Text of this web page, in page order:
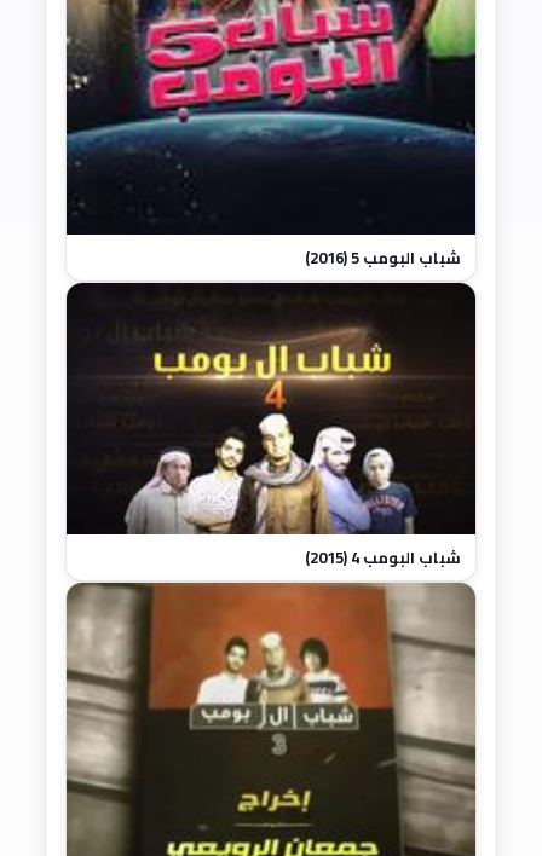
شباب البومب 5 (2016)
شباب البومب 4 (2015)